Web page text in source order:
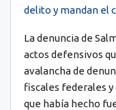
delito y mandan el
La denuncia de
actos defensivos
avalancha de
fiscales federales
que había hecho